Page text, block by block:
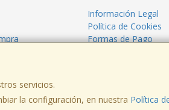
servicios.
la configuración, en nuestra Política
Información Legal
Política de Cookies
Formas de Pago
B54219647 - Tfno: 965560914